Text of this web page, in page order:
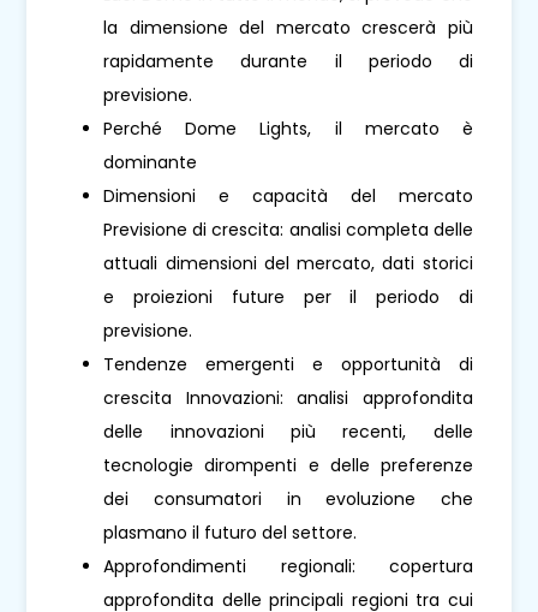
la dimensione del mercato crescerà più
rapidamente durante il periodo di
previsione.
Perché Dome Lights, il mercato è
dominante
Dimensioni e capacità del mercato
Previsione di crescita: analisi completa delle
attuali dimensioni del mercato, dati storici
e proiezioni future per il periodo di
previsione.
Tendenze emergenti e opportunità di
crescita Innovazioni: analisi approfondita
delle innovazioni più recenti, delle
tecnologie dirompenti e delle preferenze
dei consumatori in evoluzione che
plasmano il futuro del settore.
Approfondimenti regionali: copertura
approfondita delle principali regioni tra cui